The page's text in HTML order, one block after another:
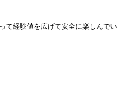
て経験値を広げて安全に楽しんでい